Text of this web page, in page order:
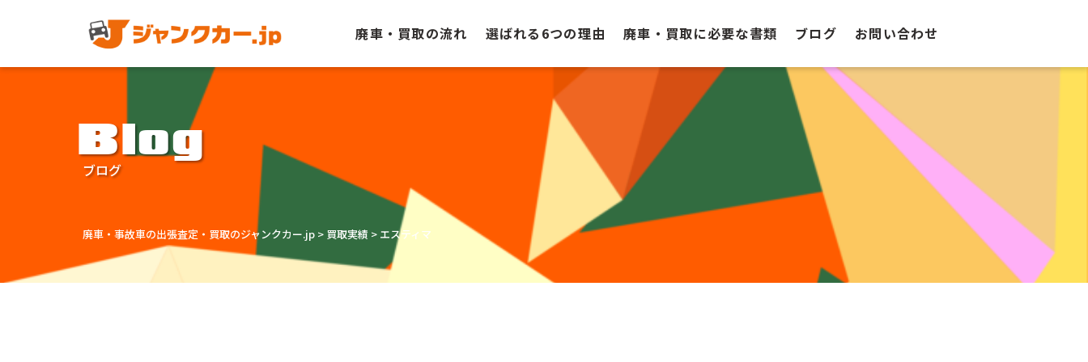
廃車・買取の流れ 選ばれる6つの理由 廃車・買取に必要な書類 ブログ お問い合わせ
Blog
ブログ
廃車・事故車の出張査定・買取のジャンクカー.jp > 買取実績 > エスティマ